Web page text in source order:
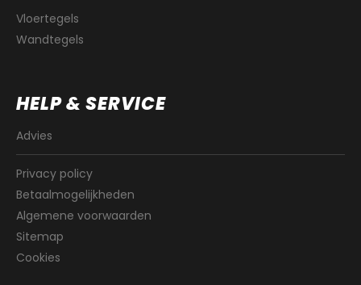
Vloertegels
Wandtegels
HELP & SERVICE
Advies
Privacy policy
Betaalmogelijkheden
Algemene voorwaarden
Sitemap
Cookies